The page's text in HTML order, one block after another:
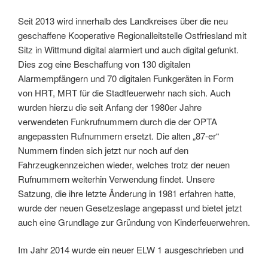
Seit 2013 wird innerhalb des Landkreises über die neu
geschaffene Kooperative Regionalleitstelle Ostfriesland mit
Sitz in Wittmund digital alarmiert und auch digital gefunkt.
Dies zog eine Beschaffung von 130 digitalen
Alarmempfängern und 70 digitalen Funkgeräten in Form
von HRT, MRT für die Stadtfeuerwehr nach sich. Auch
wurden hierzu die seit Anfang der 1980er Jahre
verwendeten Funkrufnummern durch die der OPTA
angepassten Rufnummern ersetzt. Die alten „87-er“
Nummern finden sich jetzt nur noch auf den
Fahrzeugkennzeichen wieder, welches trotz der neuen
Rufnummern weiterhin Verwendung findet. Unsere
Satzung, die ihre letzte Änderung in 1981 erfahren hatte,
wurde der neuen Gesetzeslage angepasst und bietet jetzt
auch eine Grundlage zur Gründung von Kinderfeuerwehren.
Im Jahr 2014 wurde ein neuer ELW 1 ausgeschrieben und